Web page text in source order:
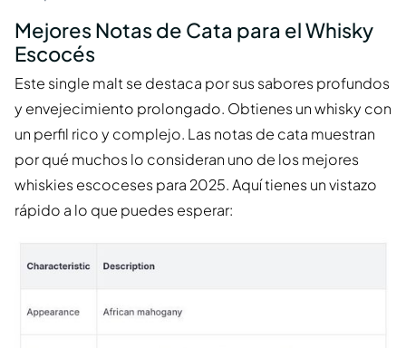
Mejores Notas de Cata para el Whisky
Escocés
Este single malt se destaca por sus sabores profundos
y envejecimiento prolongado. Obtienes un whisky con
un perfil rico y complejo. Las notas de cata muestran
por qué muchos lo consideran uno de los mejores
whiskies escoceses para 2025. Aquí tienes un vistazo
rápido a lo que puedes esperar: